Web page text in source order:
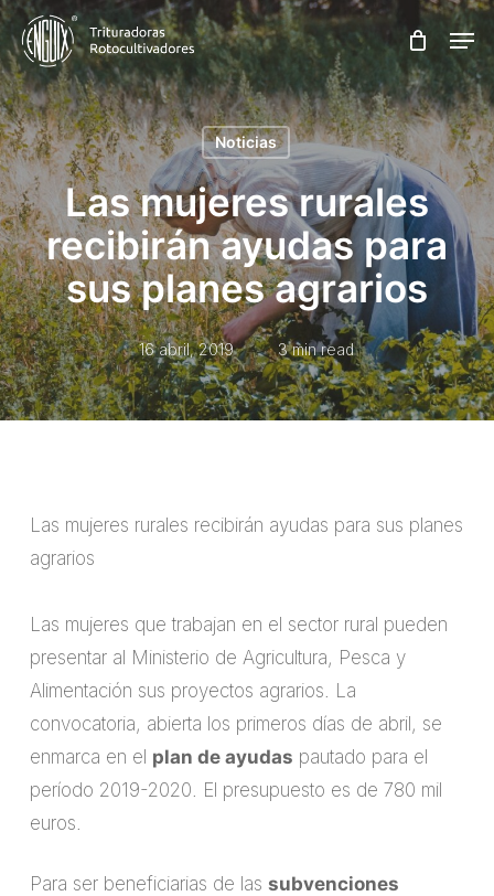
Skip
to
main
content
Noticias
Las mujeres rurales
recibirán ayudas para
sus planes agrarios
16 abril, 2019 3 min read
Las mujeres rurales recibirán ayudas para sus planes
agrarios
Las mujeres que trabajan en el sector rural pueden
presentar al Ministerio de Agricultura, Pesca y
Alimentación sus proyectos agrarios. La
convocatoria, abierta los primeros días de abril, se
enmarca en el plan de ayudas pautado para el
período 2019-2020. El presupuesto es de 780 mil
euros.
Para ser beneficiarias de las subvenciones